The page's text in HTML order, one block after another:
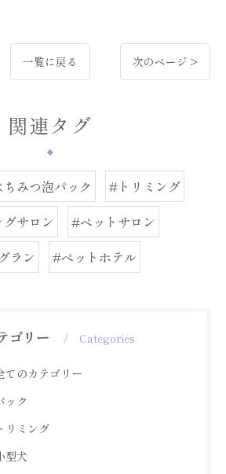
一覧に戻る 次のページ >
関連タグ
みつ泡パック
#トリミング
サロン
#ペットサロン
ラン
#ペットホテル
ゴリー Categories
てのカテゴリー
ック
リミング
型犬